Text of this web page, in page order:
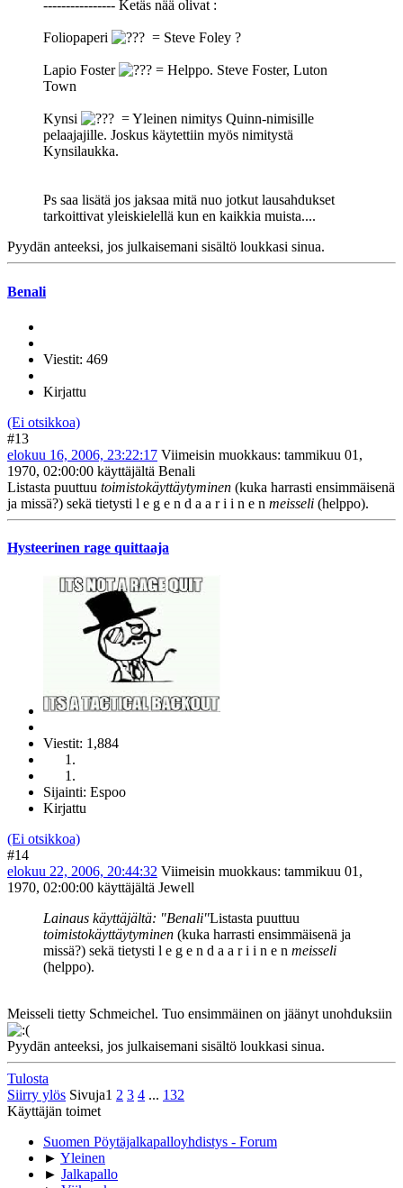
---------------- Ketäs nää olivat :
Foliopaperi = Steve Foley ?
Lapio Foster
= Helppo. Steve Foster, Luton
Town
Kynsi
= Yleinen nimitys Quinn-nimisille
pelaajajille. Joskus käytettiin myös nimitystä
Kynsilaukka.
Ps saa lisätä jos jaksaa mitä nuo jotkut lausahdukset
tarkoittivat yleiskielellä kun en kaikkia muista....
Pyydän anteeksi, jos julkaisemani sisältö loukkasi sinua.
Benali
Viestit: 469
Kirjattu
(Ei otsikkoa)
#13
elokuu 16, 2006, 23:22:17 Viimeisin muokkaus: tammikuu 01,
1970, 02:00:00 käyttäjältä Benali
Listasta puuttuu toimistokäyttäytyminen (kuka harrasti ensimmäisenä
ja missä?) sekä tietysti l e g e n d a a r i i n e n meisseli (helppo).
Hysteerinen rage quittaaja
Viestit: 1,884
Sijainti: Espoo
Kirjattu
(Ei otsikkoa)
#14
elokuu 22, 2006, 20:44:32 Viimeisin muokkaus: tammikuu 01,
1970, 02:00:00 käyttäjältä Jewell
Lainaus käyttäjältä: "Benali"Listasta puuttuu
toimistokäyttäytyminen (kuka harrasti ensimmäisenä ja
missä?) sekä tietysti l e g e n d a a r i i n e n meisseli
(helppo).
Meisseli tietty Schmeichel. Tuo ensimmäinen on jäänyt unohduksiin
Pyydän anteeksi, jos julkaisemani sisältö loukkasi sinua.
Tulosta
Siirry ylös Sivuja1 2 3 4 ... 132
Käyttäjän toimet
Suomen Pöytäjalkapalloyhdistys - Forum
► Yleinen
► Jalkapallo